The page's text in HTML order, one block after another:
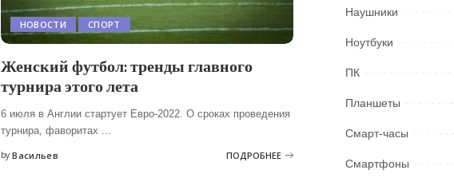
НОВОСТИ СПОРТ
Женский футбол: тренды главного
турнира этого лета
6 июля в Англии стартует Евро-2022. О сроках проведения
турнира, фаворитах ...
Posted
by Васильев ПОДРОБНЕЕ
Наушники
Ноутбуки
ПК
Планшеты
Смарт-часы
Смартфоны